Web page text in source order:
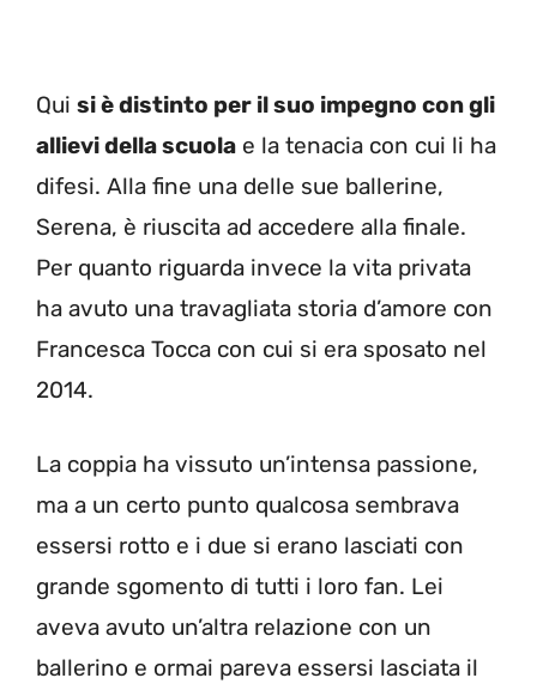
Qui si è distinto per il suo impegno con gli
allievi della scuola e la tenacia con cui li ha
difesi. Alla fine una delle sue ballerine,
Serena, è riuscita ad accedere alla finale.
Per quanto riguarda invece la vita privata
ha avuto una travagliata storia d’amore con
Francesca Tocca con cui si era sposato nel
2014.
La coppia ha vissuto un’intensa passione,
ma a un certo punto qualcosa sembrava
essersi rotto e i due si erano lasciati con
grande sgomento di tutti i loro fan. Lei
aveva avuto un’altra relazione con un
ballerino e ormai pareva essersi lasciata il